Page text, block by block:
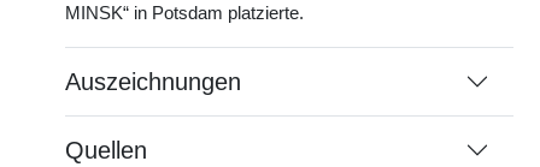
MINSK“ in Potsdam platzierte.
Auszeichnungen
Quellen